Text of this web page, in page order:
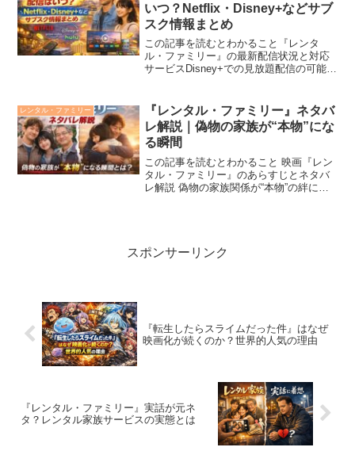
いつ？Netflix・Disney+などサブ
スク情報まとめ
この記事を読むとわかること『レンタ
ル・ファミリー』の最新配信状況と対応
サービスDisney+での見放題配信の可能性
映画『レンタル・ファミリー』は、ブレ
ンダ...
レンタル・ファミリー
『レンタル・ファミリー』ネタバ
レ解説｜偽物の家族が“本物”にな
る瞬間
この記事を読むとわかること 映画『レン
タル・ファミリー』のあらすじとネタバ
レ解説 偽物の家族関係が“本物”の絆に変
スポンサーリンク
『転生したらスライムだった件』はなぜ
映画化が続くのか？世界的人気の理由
『レンタル・ファミリー』実話が元ネ
タ？レンタル家族サービスの実態とは